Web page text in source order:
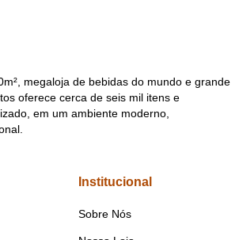
megaloja de bebidas do mundo e grande
oferece cerca de seis mil itens e
em um ambiente moderno,
Institucional
Sobre Nós